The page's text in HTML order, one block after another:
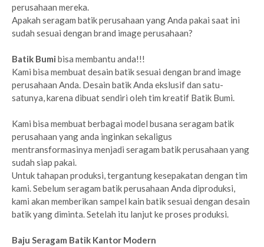
perusahaan mereka.
Apakah seragam batik perusahaan yang Anda pakai saat ini
sudah sesuai dengan brand image perusahaan?
Batik Bumi bisa membantu anda!!!
Kami bisa membuat desain batik sesuai dengan brand image
perusahaan Anda. Desain batik Anda ekslusif dan satu-
satunya, karena dibuat sendiri oleh tim kreatif Batik Bumi.
Kami bisa membuat berbagai model busana seragam batik
perusahaan yang anda inginkan sekaligus
mentransformasinya menjadi seragam batik perusahaan yang
sudah siap pakai.
Untuk tahapan produksi, tergantung kesepakatan dengan tim
kami. Sebelum seragam batik perusahaan Anda diproduksi,
kami akan memberikan sampel kain batik sesuai dengan desain
batik yang diminta. Setelah itu lanjut ke proses produksi.
Baju Seragam Batik Kantor Modern